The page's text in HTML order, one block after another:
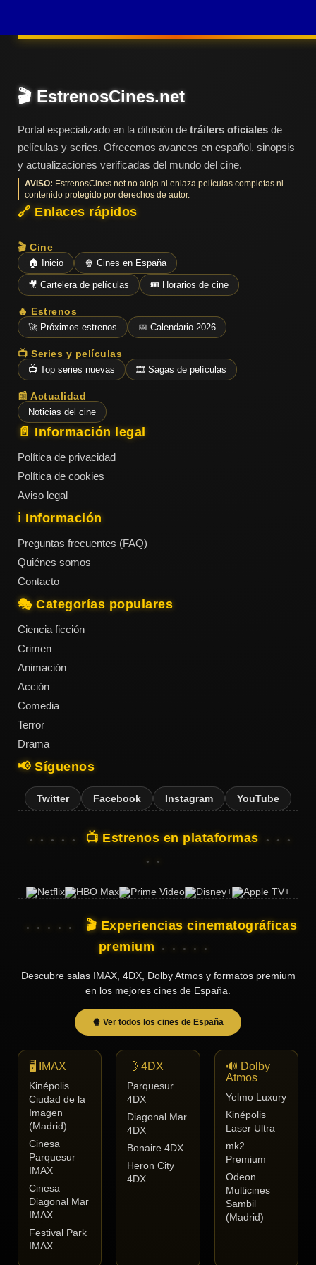
en
📺 VER
SERIES
Series
de TV y
Streaming
Plataformas
Streaming
📅
ESTRENOS
Y
CALENDARIO
Estrenos
de Cine
2026
Series
2026
Estrenos
2025
Acción
Terror
Ficción
TENDENCIAS
Películas
del mes
Tendencias
tráilers
🎬 EstrenosCines.net
Portal especializado en la difusión de tráilers oficiales de
películas y series. Ofrecemos avances en español, sinopsis
y actualizaciones verificadas del mundo del cine.
AVISO: EstrenosCines.net no aloja ni enlaza películas completas ni
contenido protegido por derechos de autor.
🔗 Enlaces rápidos
🎬 Cine
🏠 Inicio 🍿 Cines en España
🎥 Cartelera de películas 🎟️ Horarios de cine
🔥 Estrenos
🚀 Próximos estrenos 📅 Calendario 2026
📺 Series y películas
📺 Top series nuevas 🎞️ Sagas de películas
📰 Actualidad
Noticias del cine
📄 Información legal
Política de privacidad
Política de cookies
Aviso legal
ℹ️ Información
Preguntas frecuentes (FAQ)
Quiénes somos
Contacto
🎭 Categorías populares
Ciencia ficción
Crimen
Animación
Acción
Comedia
Terror
Drama
📢 Síguenos
Twitter Facebook Instagram YouTube
📺 Estrenos en plataformas
🎬 Experiencias cinematográficas
premium
Descubre salas IMAX, 4DX, Dolby Atmos y formatos premium
en los mejores cines de España.
🍿 Ver todos los cines de España
🖥️ IMAX
Kinépolis
Ciudad de la
Imagen
(Madrid)
Cinesa
Parquesur
IMAX
Cinesa
Diagonal Mar
IMAX
Festival Park
IMAX
💨 4DX
Parquesur
4DX
Diagonal Mar
4DX
Bonaire 4DX
Heron City
4DX
🔊 Dolby
Atmos
Yelmo Luxury
Kinépolis
Laser Ultra
mk2
Premium
Odeon
Multicines
Sambil
(Madrid)